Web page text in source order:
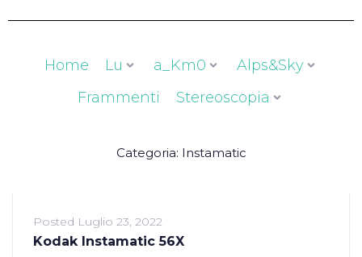
Home Lu a_Km0
Alps&Sky
Frammenti
Stereoscopia
Categoria: Instamatic
Posted Luglio 23, 2022
Kodak Instamatic 56X